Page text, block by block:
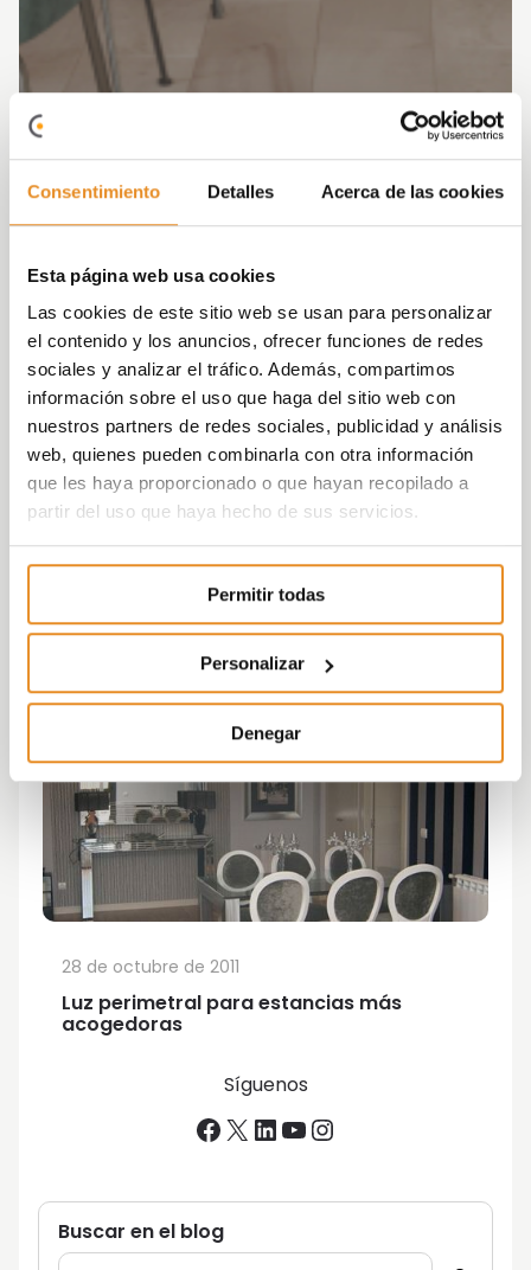
Consentimiento Detalles Acerca de las cookies
Esta página web usa cookies
Las cookies de este sitio web se usan para personalizar
el contenido y los anuncios, ofrecer funciones de redes
sociales y analizar el tráfico. Además, compartimos
información sobre el uso que haga del sitio web con
nuestros partners de redes sociales, publicidad y análisis
web, quienes pueden combinarla con otra información
que les haya proporcionado o que hayan recopilado a
partir del uso que haya hecho de sus servicios.
Permitir todas
Personalizar
Denegar
Luz perimetral para estancias más
acogedoras
28 de octubre de 2011
Síguenos
Facebook
X LinkedIn
YouTube
Instagram
Buscar en el blog